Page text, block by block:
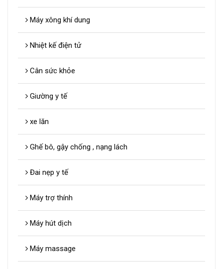
Máy xông khí dung
Nhiệt kế điện tử
Cân sức khỏe
Giường y tế
xe lăn
Ghế bô, gậy chống , nạng lách
Đai nẹp y tế
Máy trợ thính
Máy hút dịch
Máy massage